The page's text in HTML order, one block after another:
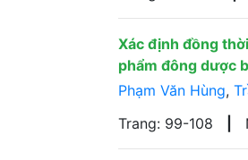
Xác định đồng
phẩm đông dược
Phạm Văn Hùng,
Trang: 99-108